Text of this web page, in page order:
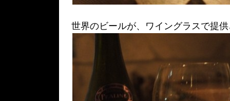
世界のビールが、ワイングラスで提